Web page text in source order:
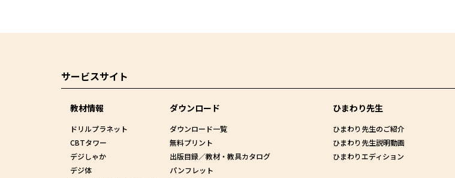
サービスサイト
教材情報
ドリルプラネット
CBTタワー
デジしゃか
デジ体
ダウンロード
ダウンロード一覧
無料プリント
出版目録／教材・教具カタログ
パンフレット
ひまわり先生
ひまわり先生のご紹介
ひまわり先生説明動画
ひまわりエディション